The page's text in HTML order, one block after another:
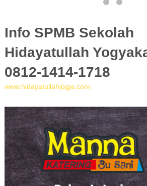
Info SPMB Sekolah
Hidayatullah
0812-1414-1718
www.hidayatullahjogja.com